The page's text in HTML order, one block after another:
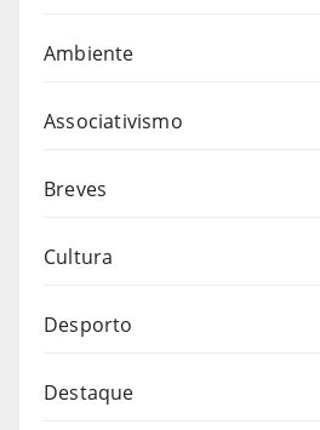
Ambiente
Associativismo
Breves
Cultura
Desporto
Destaque